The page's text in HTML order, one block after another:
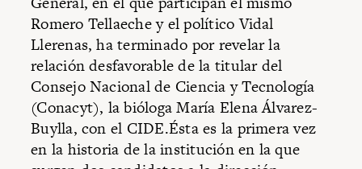
Romero Tellaeche y el político Vidal
Llerenas, ha terminado por revelar la
relación desfavorable de la titular del
Consejo Nacional de Ciencia y Tecnología
(Conacyt), la bióloga María Elena Álvarez-
Buylla, con el CIDE.Ésta es la primera vez
en la historia de la institución en la que